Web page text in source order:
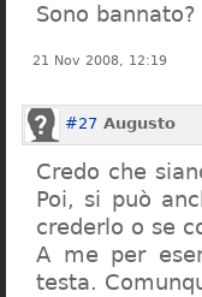
Sono bannato?
21 Nov 2008, 12:19
#27 Augusto
Credo che
Poi, si può
crederlo o se
A me per
testa.